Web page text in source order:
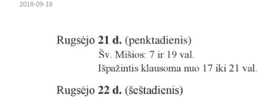
2018-09-18